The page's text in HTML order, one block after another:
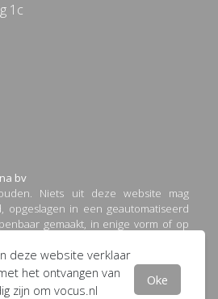
deze website verklaar
het ontvangen van
zijn om vocus.nl
Oke
1c
bv
Niets uit deze website mag
opgeslagen in een geautomatiseerd
gemaakt, in enige vorm of op
andere manier dan ook, zonder
toestemming van VOCUS